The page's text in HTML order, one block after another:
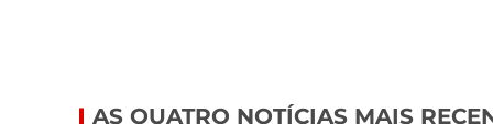
AS QUATRO NOTÍCIAS MAIS